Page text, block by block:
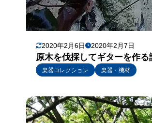
2020年2月6日 2020年2月7日
原木を伐採してギターを作
楽器コレクション
楽器・機材